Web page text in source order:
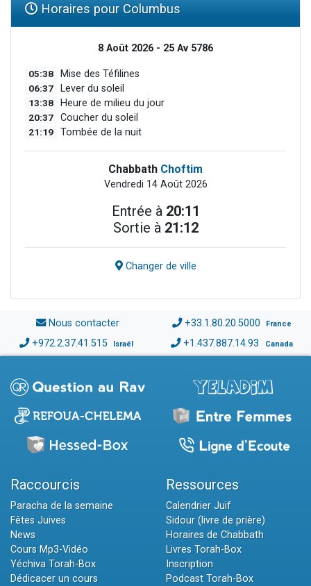
Horaires pour Columbus
8 Août 2026 - 25 Av 5786
05:38 Mise des Téfilines
06:37 Lever du soleil
13:38 Heure de milieu du jour
20:37 Coucher du soleil
21:19 Tombée de la nuit
Chabbath Choftim
Vendredi 14 Août 2026
Entrée à 20:11
Sortie à 21:12
Changer de ville
Nous contacter +33.1.80.20.5000 France
+972.2.37.41.515 Israël +1.437.887.14.93 Canada
Raccourcis
Paracha de la semaine
Fêtes Juives
News
Cours Mp3-Vidéo
Yéchiva Torah-Box
Dédicacer un cours
Ressources
Calendrier Juif
Sidour (livre de prière)
Horaires de Chabbath
Livres Torah-Box
Inscription
Podcast Torah-Box